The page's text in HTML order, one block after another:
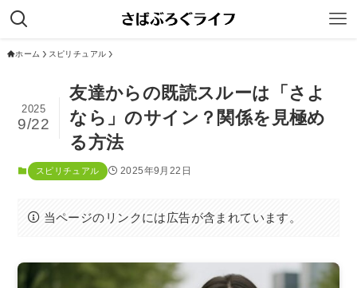
ホーム スピリチュアル
友達からの既読スルーは「さよ
なら」のサイン？関係を見極め
る方法
2025
9/22
スピリチュアル 2025年9月22日
当ページのリンクには広告が含まれています。